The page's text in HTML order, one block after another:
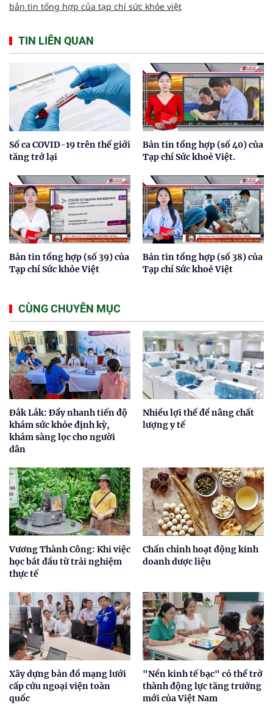
bản tin tổng hợp của tạp chí sức khỏe việt
TIN LIÊN QUAN
Số ca COVID-19 trên thế giới
tăng trở lại
Bản tin tổng hợp (số 40) của
Tạp chí Sức khoẻ Việt.
Bản tin tổng hợp (số 39) của
Tạp chí Sức khỏe Việt
Bản tin tổng hợp (số 38) của
Tạp chí Sức khoẻ Việt
CÙNG CHUYÊN MỤC
Đắk Lắk: Đẩy nhanh tiến độ
khám sức khỏe định kỳ,
khám sàng lọc cho người
dân
Nhiều lợi thế để nâng chất
lượng y tế
Vương Thành Công: Khi việc
học bắt đầu từ trải nghiệm
thực tế
Chấn chỉnh hoạt động kinh
doanh dược liệu
Xây dựng bản đồ mạng lưới
cấp cứu ngoại viện toàn
quốc
"Nền kinh tế bạc" có thể trở
thành động lực tăng trưởng
mới của Việt Nam